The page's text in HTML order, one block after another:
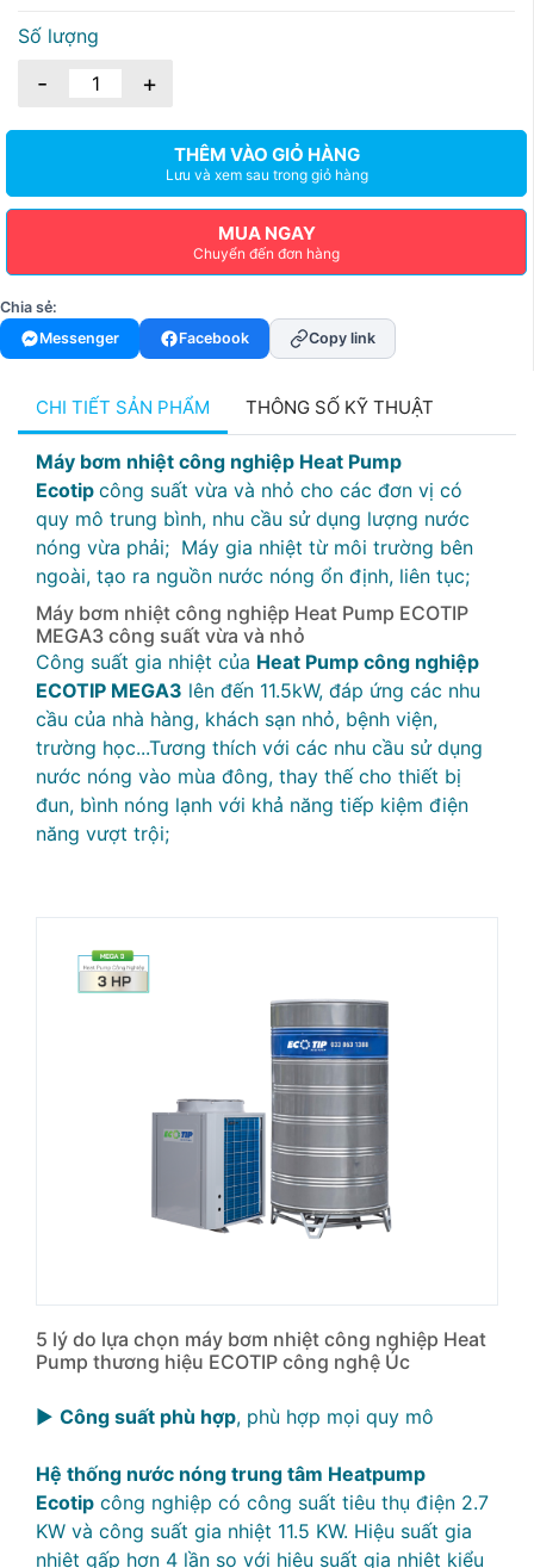
Số lượng
- +
THÊM VÀO GIỎ HÀNG
Lưu và xem sau trong giỏ hàng
MUA NGAY
Chuyển đến đơn hàng
Chia sẻ:
Messenger
Facebook Copy link
CHI TIẾT SẢN PHẨM THÔNG SỐ KỸ THUẬT
Máy bơm nhiệt công nghiệp Heat Pump
Ecotip công suất vừa và nhỏ cho các đơn vị có
quy mô trung bình, nhu cầu sử dụng lượng nước
nóng vừa phải; Máy gia nhiệt từ môi trường bên
ngoài, tạo ra nguồn nước nóng ổn định, liên tục;
Máy bơm nhiệt công nghiệp Heat Pump ECOTIP
MEGA3 công suất vừa và nhỏ
Công suất gia nhiệt của Heat Pump công nghiệp
ECOTIP MEGA3 lên đến 11.5kW, đáp ứng các nhu
cầu của nhà hàng, khách sạn nhỏ, bệnh viện,
trường học...Tương thích với các nhu cầu sử dụng
nước nóng vào mùa đông, thay thế cho thiết bị
đun, bình nóng lạnh với khả năng tiếp kiệm điện
năng vượt trội;
5 lý do lựa chọn máy bơm nhiệt công nghiệp Heat
Pump thương hiệu ECOTIP công nghệ Úc
► Công suất phù hợp, phù hợp mọi quy mô
Hệ thống nước nóng trung tâm Heatpump
Ecotip công nghiệp có công suất tiêu thụ điện 2.7
KW và công suất gia nhiệt 11.5 KW. Hiệu suất gia
nhiệt gấp hơn 4 lần so với hiệu suất gia nhiệt kiểu